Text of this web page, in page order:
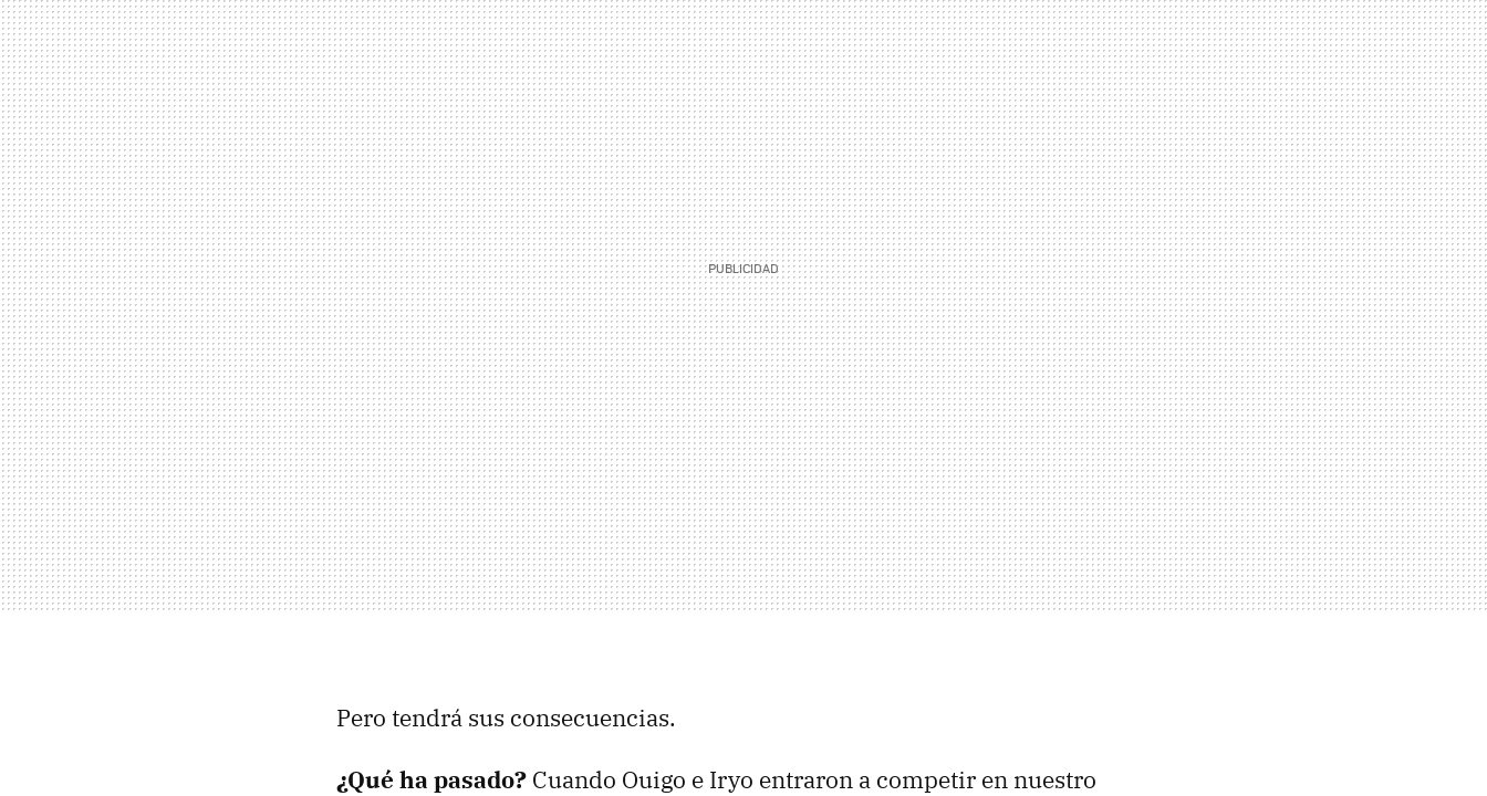
Pero tendrá sus consecuencias.
¿Qué ha pasado? Cuando Ouigo e Iryo entraron a competir en nuestro